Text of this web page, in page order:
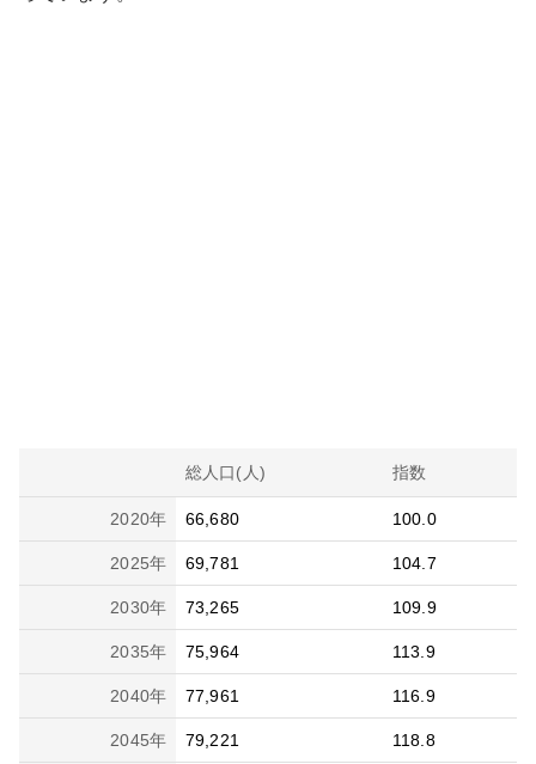
総人口(人) 指数
2020年 66,680 100.0
2025年 69,781 104.7
2030年 73,265 109.9
2035年 75,964 113.9
2040年 77,961 116.9
2045年 79,221 118.8